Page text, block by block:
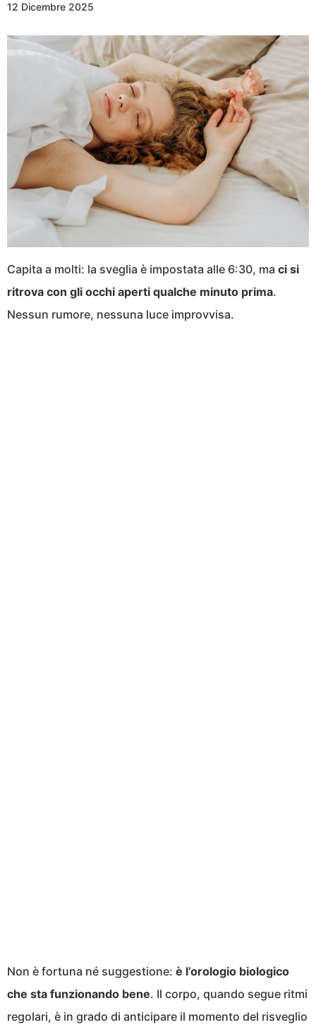
12 Dicembre 2025
Capita a molti: la sveglia è impostata alle 6:30, ma ci si
ritrova con gli occhi aperti qualche minuto prima.
Nessun rumore, nessuna luce improvvisa.
Non è fortuna né suggestione: è l’orologio biologico
che sta funzionando bene. Il corpo, quando segue ritmi
regolari, è in grado di anticipare il momento del risveglio